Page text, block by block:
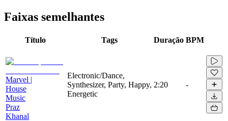
Faixas semelhantes
Título Tags Duração BPM
Marvel |
House
Music
Praz
Khanal
Electronic/Dance,
Synthesizer, Party, Happy,
Energetic
2:20 -